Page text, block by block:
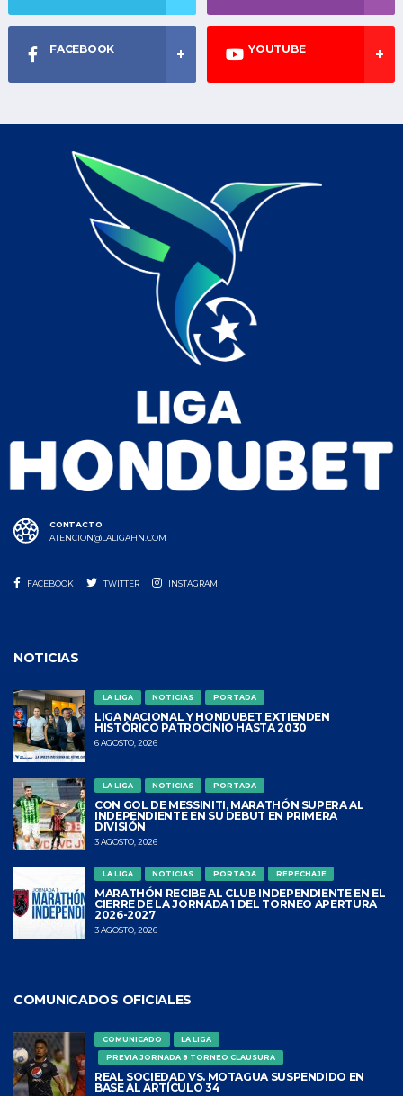
FACEBOOK YOUTUBE
CONTACTO
ATENCION@LALIGAHN.COM
FACEBOOK TWITTER INSTAGRAM
NOTICIAS
LA LIGA NOTICIAS PORTADA
LIGA NACIONAL Y HONDUBET EXTIENDEN
HISTÓRICO PATROCINIO HASTA 2030
6 AGOSTO, 2026
LA LIGA NOTICIAS PORTADA
CON GOL DE MESSINITI, MARATHÓN SUPERA AL
INDEPENDIENTE EN SU DEBUT EN PRIMERA
DIVISIÓN
3 AGOSTO, 2026
LA LIGA NOTICIAS PORTADA REPECHAJE
MARATHÓN RECIBE AL CLUB INDEPENDIENTE EN EL
CIERRE DE LA JORNADA 1 DEL TORNEO APERTURA
2026-2027
3 AGOSTO, 2026
COMUNICADOS OFICIALES
COMUNICADO
LA LIGA
PREVIA JORNADA 8 TORNEO CLAUSURA
REAL SOCIEDAD VS. MOTAGUA SUSPENDIDO EN
BASE AL ARTÍCULO 34